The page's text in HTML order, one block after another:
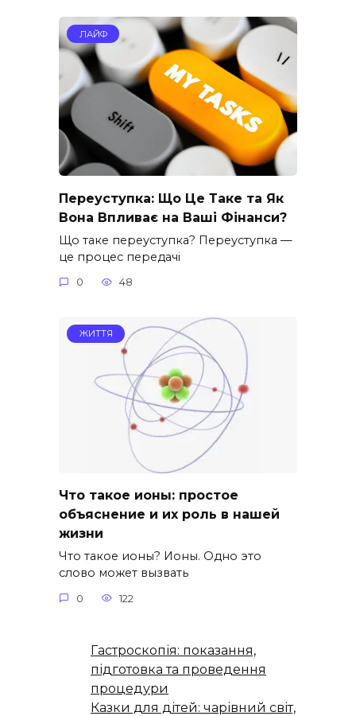
ЛАЙФ
Переуступка: Що Це Таке та Як
Вона Впливає на Ваші Фінанси?
Що таке переуступка? Переуступка —
це процес передачі
0 48
ЖИТТЯ
Что такое ионы: простое
объяснение и их роль в нашей
жизни
Что такое ионы? Ионы. Одно это
слово может вызвать
0 122
Гастроскопія: показання,
підготовка та проведення
процедури
Казки для дітей: чарівний світ,